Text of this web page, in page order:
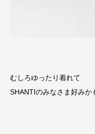
むしろゆったり着れて
SHANTIのみなさま好みか